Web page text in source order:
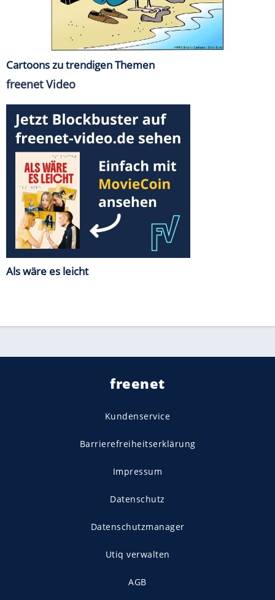
Cartoons zu trendigen Themen
freenet Video
Als wäre es leicht
freenet
Kundenservice
Barrierefreiheitserklärung
Impressum
Datenschutz
Datenschutzmanager
Utiq verwalten
AGB